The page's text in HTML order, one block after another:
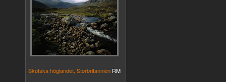
Skotska höglandet, Storbritannien RM